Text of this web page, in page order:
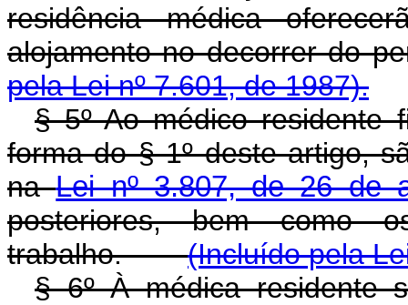
residência médica
alojamento no decorrer
pela Lei nº 7.601, de 1987).
§ 5º Ao médico residente
forma do § 1º deste artigo,
naLei nº 3.807, de 26 de
posteriores, bem como
trabalho.(Incluído pela
§ 6º À médica residente